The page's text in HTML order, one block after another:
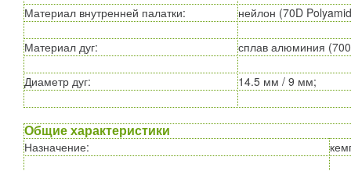
Материал внутренней палатки: нейлон (70D
Материал дуг: сплав алюминия
Диаметр дуг: 14.5 мм / 9 мм;
Общие характеристики
Назначение: